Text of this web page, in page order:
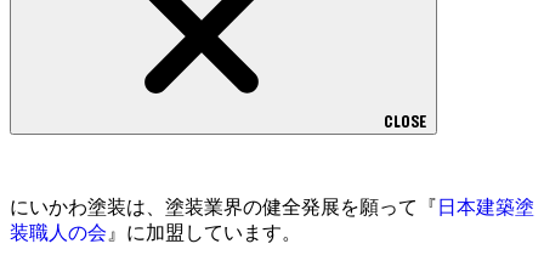
CLOSE
にいかわ塗装は、塗装業界の健全発展を願って『 日本建築塗
装職人の会 』に加盟しています。